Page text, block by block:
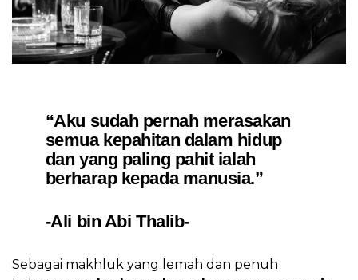
“Aku sudah pernah merasakan
semua kepahitan dalam hidup
dan yang paling pahit ialah
berharap kepada manusia.”
-Ali bin Abi Thalib-
Sebagai makhluk yang lemah dan penuh